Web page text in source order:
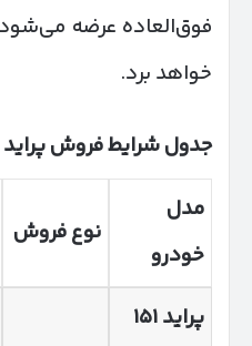
خواهد برد.
جدول شرایط فروش پراید
مدل
خودرو
نوع فروش
پراید۱۵۱